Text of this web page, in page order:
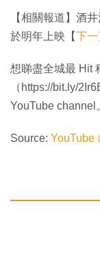
【相關報道】酒
於明年上映【下一
想睇盡全城最 Hit
（https://bit.ly/
YouTube channel
Source: YouTube